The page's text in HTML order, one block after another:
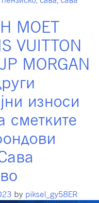
MOET
VUITTON
MORGAN
износи
сметките
by piksel_gy58ER